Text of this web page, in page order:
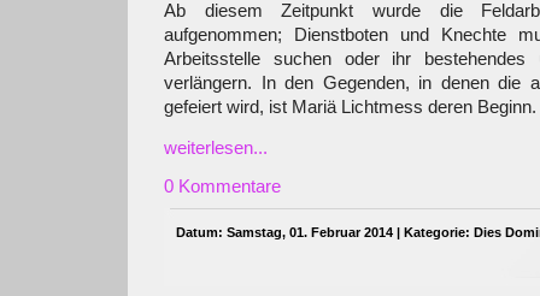
Ab diesem Zeitpunkt wurde die
aufgenommen; Dienstboten und Knechte
Arbeitsstelle suchen oder ihr
verlängern. In den Gegenden, in denen die
gefeiert wird, ist Mariä Lichtmess deren Beginn.
weiterlesen...
0 Kommentare
Datum: Samstag, 01. Februar 2014 | Kategorie: Dies